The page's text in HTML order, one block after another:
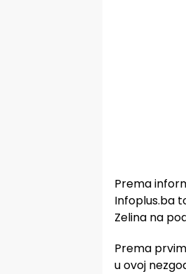
Prema
Infoplus.ba
Zelina na
Prema
u ovoj